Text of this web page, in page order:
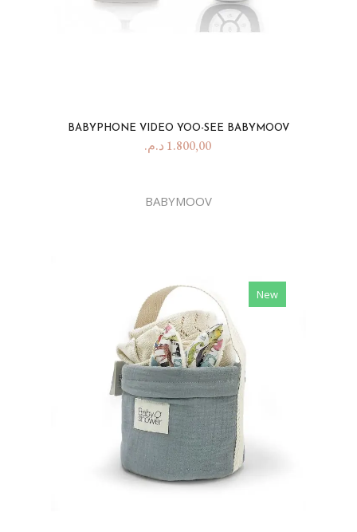
BABYPHONE VIDEO YOO-SEE BABYMOOV
1.800,00 د.م.
BABYMOOV
New